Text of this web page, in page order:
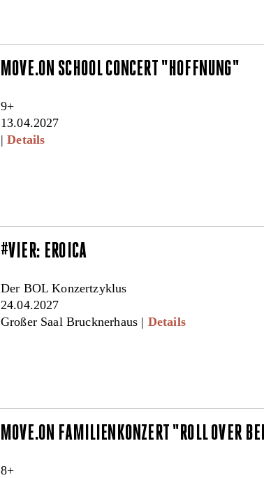
MOVE.ON SCHOOL CONCERT "HOFFNUNG"
9+
13.04.2027
|Details
#VIER: EROICA
Der BOL Konzertzyklus
24.04.2027
Großer Saal Brucknerhaus | Details
MOVE.ON FAMILIENKONZERT "ROLL OVER
8+